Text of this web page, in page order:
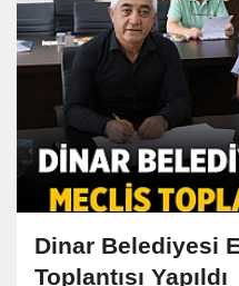
Dinar Belediyesi
Toplantısı Yapıldı